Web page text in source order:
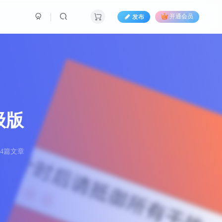
版
篇文章
发布 开通会员